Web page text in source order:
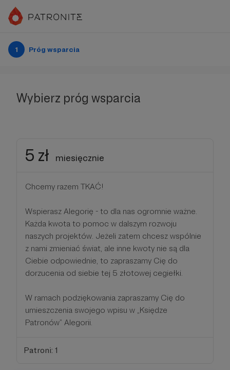
1 Próg wsparcia
Wybierz próg wsparcia
5 zł miesięcznie
Chcemy razem TKAĆ!
Wspierasz Alegorię - to dla nas ogromnie ważne.
Każda kwota to pomoc w dalszym rozwoju
naszych projektów. Jeżeli zatem chcesz wspólnie
z nami zmieniać świat, ale inne kwoty nie są dla
Ciebie odpowiednie, to zapraszamy Cię do
dorzucenia od siebie tej 5 złotowej cegiełki.
W ramach podziękowania zapraszamy Cię do
umieszczenia swojego wpisu w „Księdze
Patronów” Alegorii.
Patroni: 1